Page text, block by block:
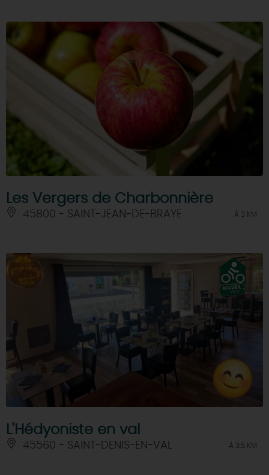
Les Vergers de Charbonnière
45800 - SAINT-JEAN-DE-BRAYE À 3 KM
L'Hédyoniste en val
45560 - SAINT-DENIS-EN-VAL À 3.5 KM